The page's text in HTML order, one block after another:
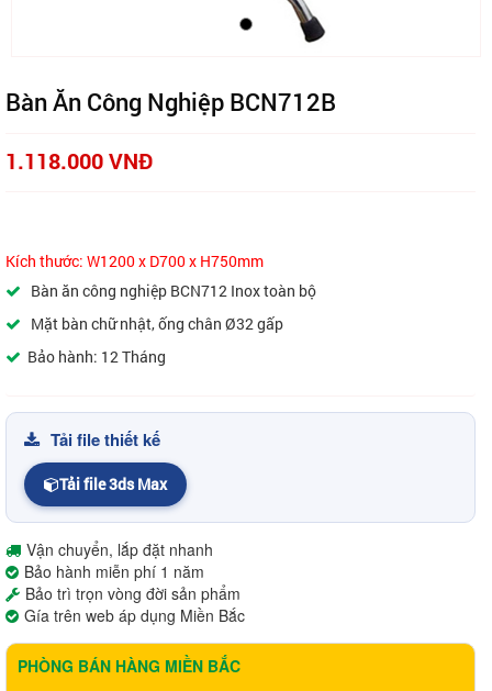
Bàn Ăn Công Nghiệp BCN712B
1.118.000 VNĐ
Kích thước: W1200 x D700 x H750mm
Bàn ăn công nghiệp BCN712 Inox toàn bộ
Mặt bàn chữ nhật, ống chân Ø32 gấp
Bảo hành: 12 Tháng
Tải file thiết kế
Tải file 3ds Max
Vận chuyển, lắp đặt nhanh
Bảo hành miễn phí 1 năm
Bảo trì trọn vòng đời sản phẩm
Gía trên web áp dụng Miền Bắc
PHÒNG BÁN HÀNG MIỀN BẮC